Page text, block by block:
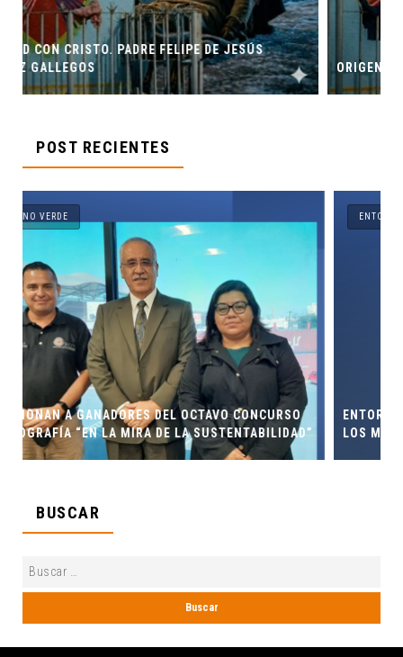
ORIGEN Y PROPÓSITO DE CASA INDI
POST RECIENTES
ENTORNO VERDE Y ANIMALIA PRESENTES EN EL
LOS MUERTOS FCC, UANL.
BUSCAR